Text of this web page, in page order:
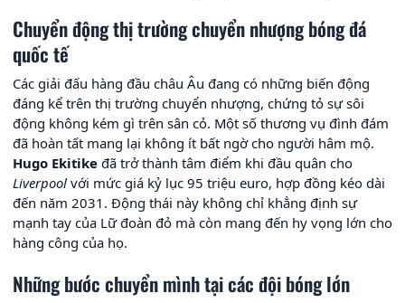
Chuyển động thị trường chuyển nhượng bóng đá
quốc tế
Các giải đấu hàng đầu châu Âu đang có những biến động
đáng kể trên thị trường chuyển nhượng, chứng tỏ sự sôi
động không kém gì trên sân cỏ. Một số thương vụ đình đám
đã hoàn tất mang lại không ít bất ngờ cho người hâm mộ.
Hugo Ekitike đã trở thành tâm điểm khi đầu quân cho
Liverpool với mức giá kỷ lục 95 triệu euro, hợp đồng kéo dài
đến năm 2031. Động thái này không chỉ khẳng định sự
mạnh tay của Lữ đoàn đỏ mà còn mang đến hy vọng lớn cho
hàng công của họ.
Những bước chuyển mình tại các đội bóng lớn